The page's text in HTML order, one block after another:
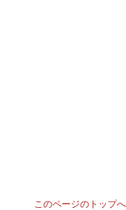
このページのトップへ